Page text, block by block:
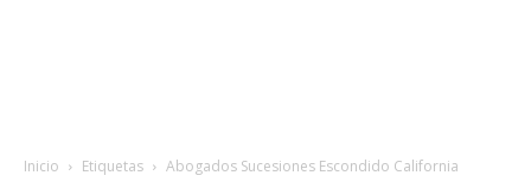
Inicio Etiquetas Abogados Sucesiones Escondido California